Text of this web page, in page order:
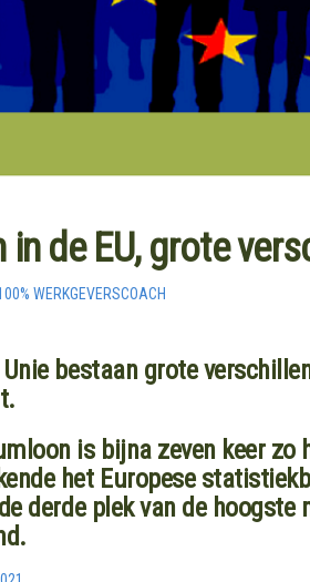
in de EU, grote
WERKGEVERSCOACH
Unie bestaan grote
is bijna zeven keer zo
het Europese
derde plek van de